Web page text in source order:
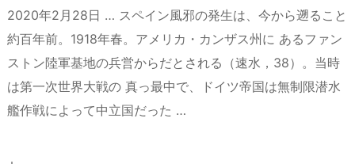
2020年2月28日 … スペイン風邪の発生は、今から遡ること
約百年前。1918年春。アメリカ・カンザス州に あるファン
ストン陸軍基地の兵営からだとされる（速水，38）。当時
は第一次世界大戦の 真っ最中で、ドイツ帝国は無制限潜水
艦作戦によって中立国だった …